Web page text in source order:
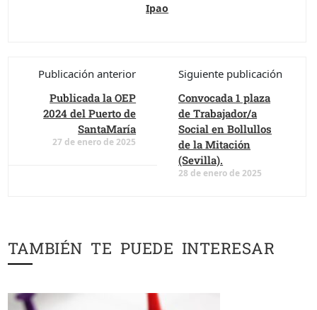
Ipao
Publicación anterior
Publicada la OEP
2024 del Puerto de
SantaMaría
27 de enero de 2025
Siguiente publicación
Convocada 1 plaza
de Trabajador/a
Social en Bollullos
de la Mitación
(Sevilla).
28 de enero de 2025
TAMBIÉN TE PUEDE INTERESAR